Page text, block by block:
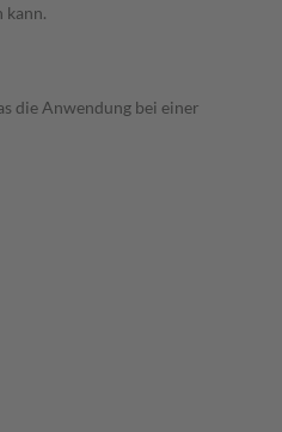
kann.
die Anwendung bei einer